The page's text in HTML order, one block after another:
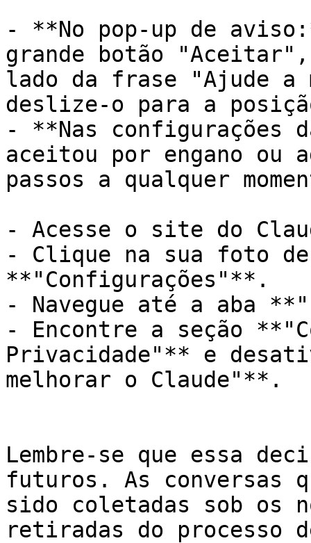
- **No pop-up de
grande botão
lado da frase "Ajude a
deslize-o para a
- **Nas configurações
aceitou por engano ou
passos a qualquer
- Acesse o site do
- Clique na sua foto
**"Configurações"**.
- Navegue até a aba
- Encontre a seção
Privacidade"** e
melhorar o Claude"**.
Lembre-se que essa
futuros. As conversas
sido coletadas sob os
retiradas do processo